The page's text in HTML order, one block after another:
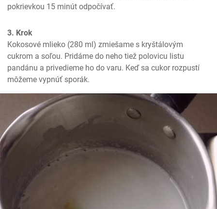
pokrievkou 15 minút odpočívať.
3. Krok
Kokosové mlieko (280 ml) zmiešame s kryštálovým
cukrom a soľou. Pridáme do neho tiež polovicu listu
pandánu a privedieme ho do varu. Keď sa cukor rozpustí
môžeme vypnúť sporák.